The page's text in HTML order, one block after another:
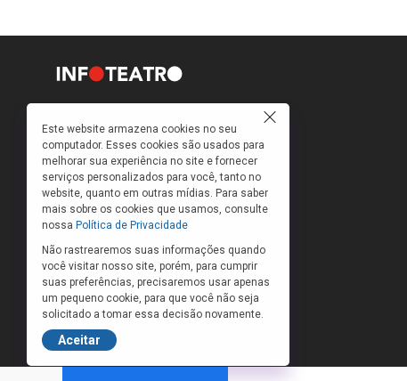
ingressos e a que preços? Quais peças estão
em cartaz?
Para responder a essas e outras perguntas,
criamos o banco de peças teatrais do
INFOTEATRO.
são de inteira responsabilidade das produções.
O Infoteatro não se responsabiliza pela
atualização das informações das peças
cadastradas.
Este website armazena cookies no seu
computador. Esses cookies são usados para
melhorar sua experiência no site e fornecer
serviços personalizados para você, tanto no
website, quanto em outras mídias. Para saber
mais sobre os cookies que usamos, consulte
nossa Política de Privacidade
Não rastrearemos suas informações quando
você visitar nosso site, porém, para cumprir
suas preferências, precisaremos usar apenas
um pequeno cookie, para que você não seja
solicitado a tomar essa decisão novamente.
Aceitar